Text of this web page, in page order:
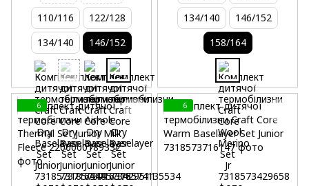
110/116
122/128
134/140
146/152
134/140
146/152
158/164
6 6